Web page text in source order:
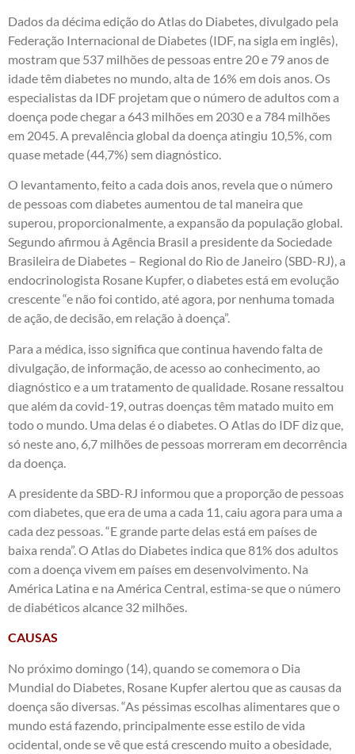
Dados da décima edição do Atlas do Diabetes, divulgado pela
Federação Internacional de Diabetes (IDF, na sigla em inglês),
mostram que 537 milhões de pessoas entre 20 e 79 anos de
idade têm diabetes no mundo, alta de 16% em dois anos. Os
especialistas da IDF projetam que o número de adultos com a
doença pode chegar a 643 milhões em 2030 e a 784 milhões
em 2045. A prevalência global da doença atingiu 10,5%, com
quase metade (44,7%) sem diagnóstico.
O levantamento, feito a cada dois anos, revela que o número
de pessoas com diabetes aumentou de tal maneira que
superou, proporcionalmente, a expansão da população global.
Segundo afirmou à Agência Brasil a presidente da Sociedade
Brasileira de Diabetes – Regional do Rio de Janeiro (SBD-RJ), a
endocrinologista Rosane Kupfer, o diabetes está em evolução
crescente “e não foi contido, até agora, por nenhuma tomada
de ação, de decisão, em relação à doença”.
Para a médica, isso significa que continua havendo falta de
divulgação, de informação, de acesso ao conhecimento, ao
diagnóstico e a um tratamento de qualidade. Rosane ressaltou
que além da covid-19, outras doenças têm matado muito em
todo o mundo. Uma delas é o diabetes. O Atlas do IDF diz que,
só neste ano, 6,7 milhões de pessoas morreram em decorrência
da doença.
A presidente da SBD-RJ informou que a proporção de pessoas
com diabetes, que era de uma a cada 11, caiu agora para uma a
cada dez pessoas. “E grande parte delas está em países de
baixa renda”. O Atlas do Diabetes indica que 81% dos adultos
com a doença vivem em países em desenvolvimento. Na
América Latina e na América Central, estima-se que o número
de diabéticos alcance 32 milhões.
CAUSAS
No próximo domingo (14), quando se comemora o Dia
Mundial do Diabetes, Rosane Kupfer alertou que as causas da
doença são diversas. “As péssimas escolhas alimentares que o
mundo está fazendo, principalmente esse estilo de vida
ocidental, onde se vê que está crescendo muito a obesidade,